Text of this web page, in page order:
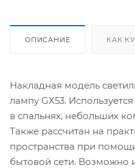
ОПИСАНИЕ КАК
Накладная модель
лампу GX53.
в спальнях, небольших
Также рассчитан на
пространства при
бытовой сети. Возможно